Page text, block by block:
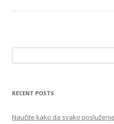
e
r
h
RECENT POSTS
Naučite kako da svako